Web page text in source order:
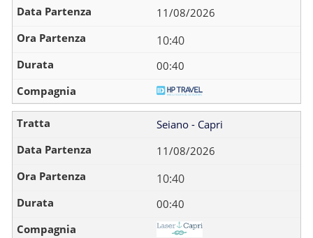
11/08/2026
10:40
00:40
Seiano - Capri
11/08/2026
10:40
00:40